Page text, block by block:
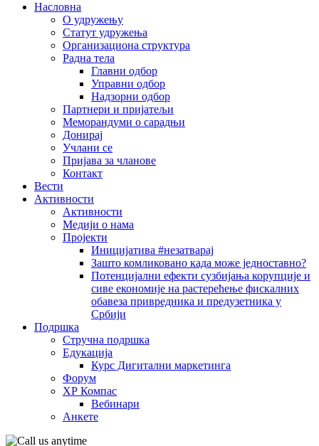
Насловна
О удружењу
Статут удружења
Организациона структура
Радна тела
Главни одбор
Управни одбор
Надзорни одбор
Партнери и пријатељи
Меморандуми о сарадњи
Донирај
Учлани се
Пријава за чланове
Контакт
Вести
Активности
Активности
Медији о нама
Пројекти
Иницијатива #незатварај
Зашто комликовано када може једноставно?
Потенцијални ефекти сузбијања корупције и
сиве економије на растерећење фискалних
обавеза привредника и предузетника у
Србији
Подршка
Стручна подршка
Едукација
Курс Дигитални маркетинга
Форум
ХР Компас
Вебинари
Анкете